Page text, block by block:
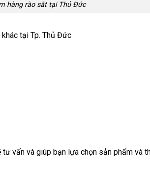
hàng rào sắt tại Thủ Đức
tại Tp. Thủ Đức
vấn và giúp bạn lựa chọn sản phẩm và